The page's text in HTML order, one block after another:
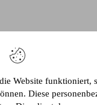
Website
Diese